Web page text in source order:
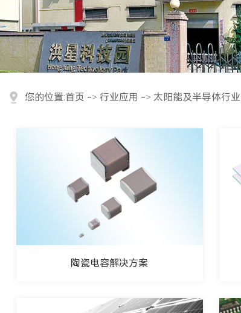
您的位置:首页 ->行业应用 ->太阳能及半导体行业
陶瓷电容解决方案